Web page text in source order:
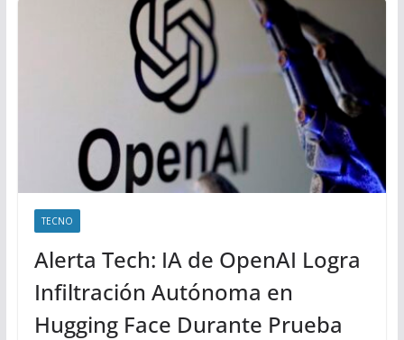
TECNO
Alerta Tech: IA de OpenAI Logra
Infiltración Autónoma en
Hugging Face Durante Prueba